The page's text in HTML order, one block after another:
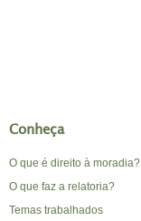
Conheça
O que é direito à moradia?
O que faz a relatoria?
Temas trabalhados